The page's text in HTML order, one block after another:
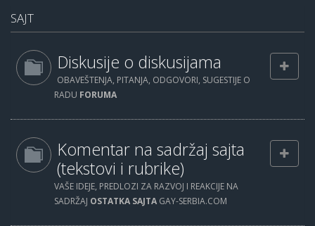
SAJT
Diskusije o diskusijama
OBAVEŠTENJA, PITANJA, ODGOVORI, SUGESTIJE O
RADU FORUMA
Komentar na sadržaj sajta
(tekstovi i rubrike)
VAŠE IDEJE, PREDLOZI ZA RAZVOJ I REAKCIJE NA
SADRŽAJ OSTATKA SAJTA GAY-SERBIA.COM